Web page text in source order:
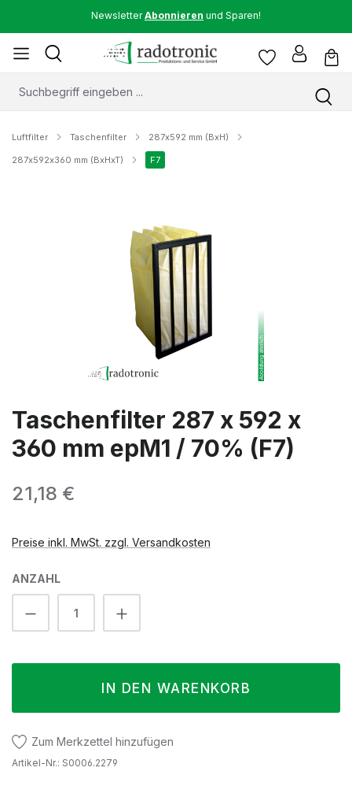
NewsletterAbonnieren und Sparen!
Luftfilter Taschenfilter 287x592 mm (BxH)
287x592x360 mm (BxHxT) F7
Taschenfilter 287 x 592 x
360 mm epM1 / 70% (F7)
Regulärer Preis:
21,18 €
Preise inkl. MwSt. zzgl. Versandkosten
ANZAHL
Produkt Anzahl: Gib den gewünschten
IN DEN WARENKORB
Zum Merkzettel hinzufügen
Artikel-Nr.: S0006.2279